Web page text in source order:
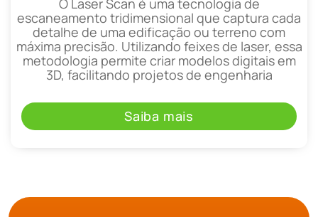
escaneamento tridimensional que captura cada
detalhe de uma edificação ou terreno com
máxima precisão. Utilizando feixes de laser, essa
metodologia permite criar modelos digitais em
3D, facilitando projetos de engenharia
Saiba mais